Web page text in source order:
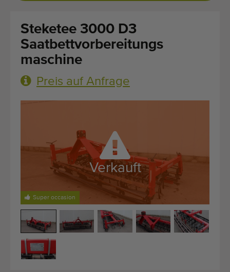
Marken
FAQ
Kontakt
Qualitätsgeräte
Fachpersonal
Seit 1977
Steketee 3000 D3
Saatbettvorbereitungs
maschine
Preis auf Anfrage
Super occasion
Verkauft